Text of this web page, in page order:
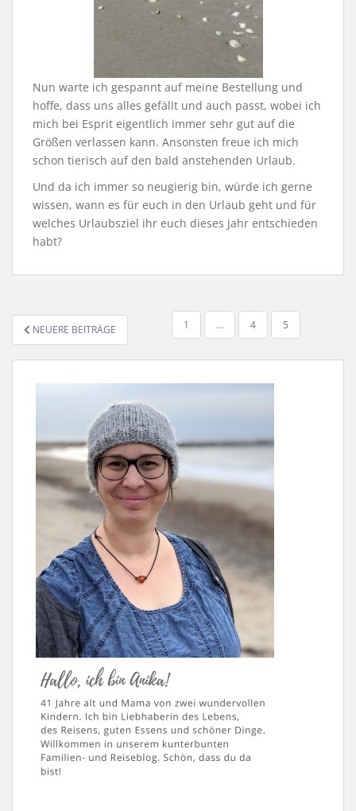
Nun warte ich gespannt auf meine Bestellung und
hoffe, dass uns alles gefällt und auch passt, wobei ich
mich bei Esprit eigentlich immer sehr gut auf die
Größen verlassen kann. Ansonsten freue ich mich
schon tierisch auf den bald anstehenden Urlaub.
Und da ich immer so neugierig bin, würde ich gerne
wissen, wann es für euch in den Urlaub geht und für
welches Urlaubsziel ihr euch dieses Jahr entschieden
habt?
SEITENNUMMERIERUNG
DER
BEITRÄGE
NEUERE BEITRÄGE 1 … 4 5